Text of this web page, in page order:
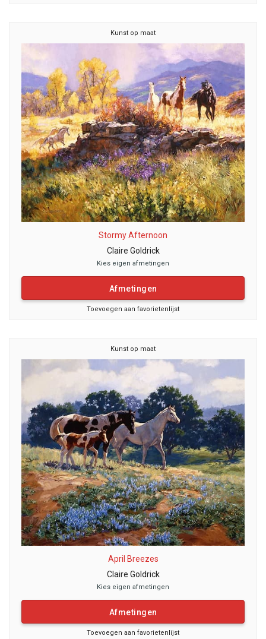
Kunst op maat
Stormy Afternoon
Claire Goldrick
Kies eigen afmetingen
Afmetingen
Toevoegen aan favorietenlijst
Kunst op maat
April Breezes
Claire Goldrick
Kies eigen afmetingen
Afmetingen
Toevoegen aan favorietenlijst